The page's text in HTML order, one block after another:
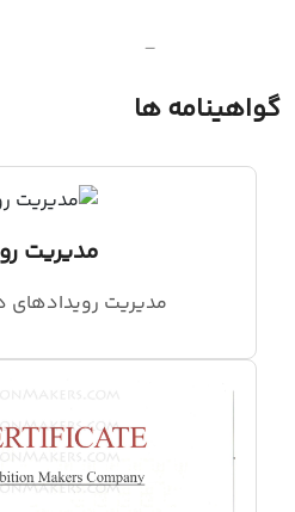
گواهینامه ها
مدیریت
مدیریت رویدادهای